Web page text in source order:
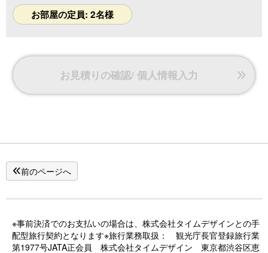
・浴衣
・歯ブラシ
お部屋の定員: 2名様
お見積りの確認/ 個人情報入力
前のページへ
※事前決済でのお支払いの場合は、株式会社タイムデザインとの手
配型旅行契約となります※旅行業務取扱： 観光庁長官登録旅行業
第1977号JATA正会員 株式会社タイムデザイン 東京都渋谷区恵